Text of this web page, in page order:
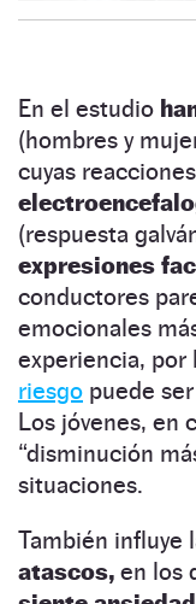
En el estudio
(hombres y
cuyas
(respuesta
expresiones
conductores
emocionales
experiencia, por
riesgo puede
Los jóvenes, en
“disminución
situaciones.
También influye
atascos, en los